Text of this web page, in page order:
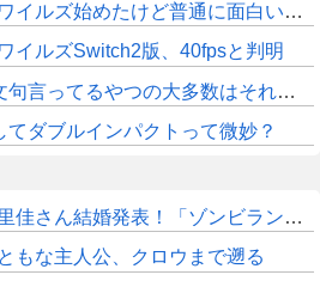
ルズ始めたけど普通に面白いじゃん
イルズSwitch2版、40fpsと判明
多数はそれしてないだけの雑魚だから聞く耳持つだけムダよ
ダブルインパクトって微妙？
「ウマ娘」ナリタブライアン、「天穂のサクナヒメ」ココロワヒメなど活躍。おめでとうございます！！
もな主人公、クロウまで遡る